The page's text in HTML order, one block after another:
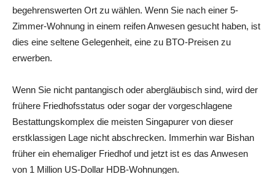
begehrenswerten Ort zu wählen. Wenn Sie nach einer 5-
Zimmer-Wohnung in einem reifen Anwesen gesucht haben, ist
dies eine seltene Gelegenheit, eine zu BTO-Preisen zu
erwerben.
Wenn Sie nicht pantangisch oder abergläubisch sind, wird der
frühere Friedhofsstatus oder sogar der vorgeschlagene
Bestattungskomplex die meisten Singapurer von dieser
erstklassigen Lage nicht abschrecken. Immerhin war Bishan
früher ein ehemaliger Friedhof und jetzt ist es das Anwesen
von 1 Million US-Dollar HDB-Wohnungen.